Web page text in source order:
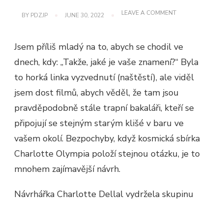
BY PDZJP JUNE 30, 2022 LEAVE A COMMENTON
PTÁ:
JE
ZNAMENÍ?
Jsem příliš mladý na to, abych se chodil ve
dnech, kdy: „Takže, jaké je vaše znamení?“ Byla
to horká linka vyzvednutí (naštěstí), ale viděl
jsem dost filmů, abych věděl, že tam jsou
pravděpodobně stále trapní bakaláři, kteří se
připojují se stejným starým klišé v baru ve
vašem okolí. Bezpochyby, když kosmická sbírka
Charlotte Olympia položí stejnou otázku, je to
mnohem zajímavější návrh.
Návrhářka Charlotte Dellal vydržela skupinu